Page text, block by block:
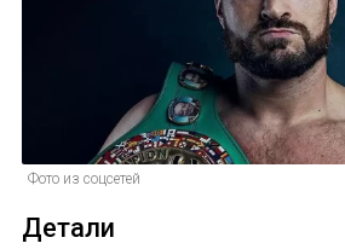
Фото из соцсетей
Детали